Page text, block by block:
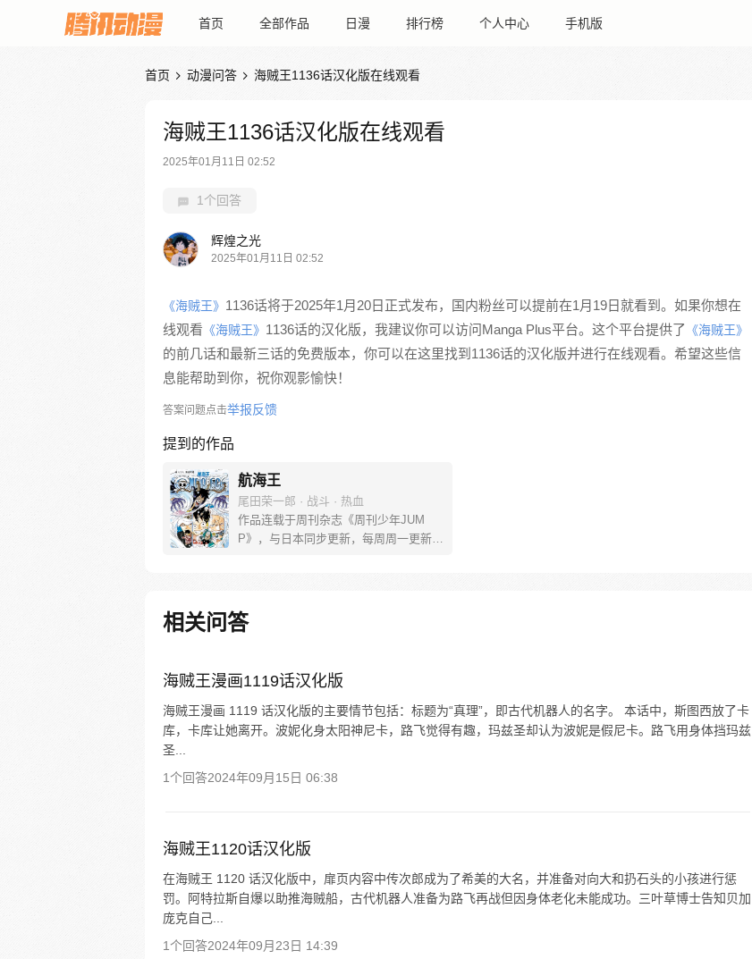
首页 全部作品 日漫 排行榜 个人中心 手机版
首页  动漫问答  海贼王1136话汉化版在线观看
海贼王1136话汉化版在线观看
2025年01月11日 02:52
1个回答
辉煌之光
2025年01月11日 02:52
《海贼王》 1136话将于2025年1月20日正式发布，国内粉丝可以提前在1月19日就看到。如果你想在
线观看 《海贼王》 1136话的汉化版，我建议你可以访问Manga Plus平台。这个平台提供了 《海贼王》
的前几话和最新三话的免费版本，你可以在这里找到1136话的汉化版并进行在线观看。希望这些信
息能帮助到你，祝你观影愉快！
答案问题点击举报反馈
提到的作品
航海王
尾田荣一郎 · 战斗 · 热血
作品连载于周刊杂志《周刊少年JUM
P》，与日本同步更新，每周周一更新。
子无法游泳的代价。十年后，路飞为实
现与因救他而断臂的杰克斯的约定而出
的冒险旅程！
相关问答
海贼王漫画1119话汉化版
海贼王漫画 1119 话汉化版的主要情节包括：标题为“真理”，即古代机器人的名字。 本话中，斯图西放了卡
库，卡库让她离开。波妮化身太阳神尼卡，路飞觉得有趣，玛兹圣却认为波妮是假尼卡。路飞用身体挡玛兹
圣...
1个回答2024年09月15日 06:38
海贼王1120话汉化版
在海贼王 1120 话汉化版中，扉页内容中传次郎成为了希美的大名，并准备对向大和扔石头的小孩进行惩
罚。阿特拉斯自爆以助推海贼船，古代机器人准备为路飞再战但因身体老化未能成功。三叶草博士告知贝加
庞克自己...
1个回答2024年09月23日 14:39